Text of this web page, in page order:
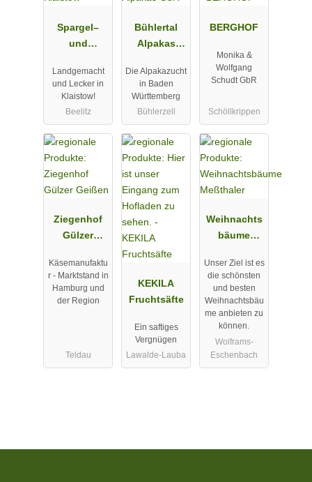
Spargel–
und
Klaistow
Landgemacht
und Lecker in
Klaistow!
Beelitz
Bühlertal
Alpakas
Die Alpakazucht
in Baden
Württemberg
Bühlerzell
BERGHOF
Monika &
Wolfgang
Schudt GbR
Schöllkrippen
Ziegenhof
Gülzer
Käsemanufaktu
r - Marktstand in
Hamburg und
der Region
Teldau
KEKILA
Fruchtsäfte
Ein saftiges
Vergnügen
Lawalde-Lauba
Weihnachts
bäume
Unser Ziel ist es
die schönsten
und besten
Weihnachtsbäu
me anbieten zu
können.
Wolframs-
Eschenbach